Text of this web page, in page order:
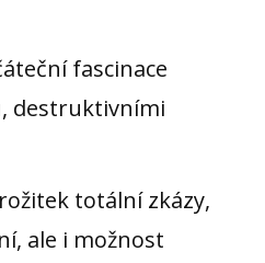
fascinace
destruktivními
totální zkázy,
ale i možnost